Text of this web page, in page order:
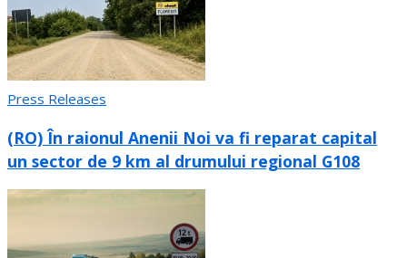
Press Releases
(RO) În raionul Anenii Noi va fi reparat capital
un sector de 9 km al drumului regional G108